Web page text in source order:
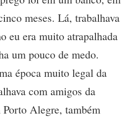
meses. Lá, trabalhava
eu era muito atrapalhada
um pouco de medo.
época muito legal da
com amigos da
Alegre, também